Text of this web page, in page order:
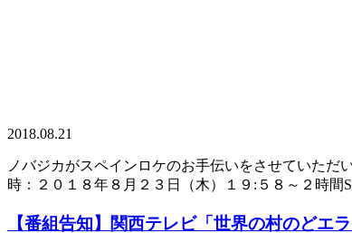
2018.08.21
ノバジカがスペインロケのお手伝いをさせていた
時：２０１８年８月２３日（木）１９:５８～２時間
【番組告知】関西テレビ「世界の村のどエラ